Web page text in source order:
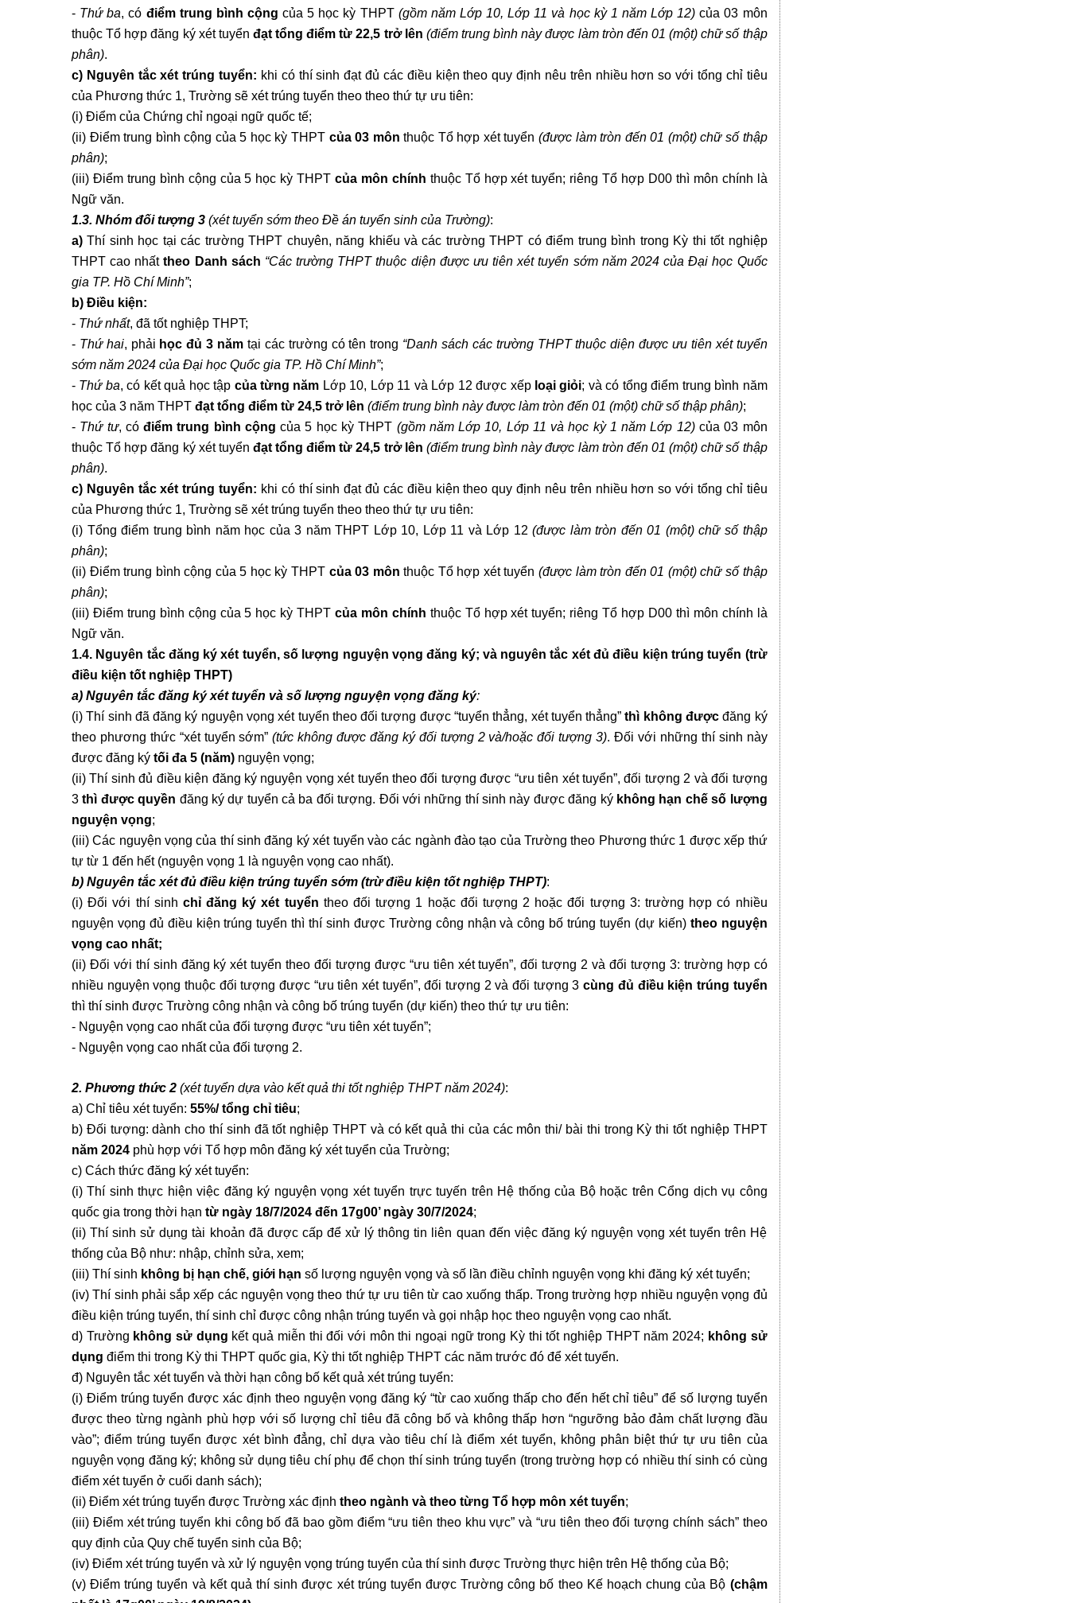
- Thứ ba, có điểm trung bình cộng của 5 học kỳ THPT (gồm năm Lớp 10, Lớp 11 và học kỳ 1 năm Lớp 12) của 03 môn
thuộc Tổ hợp đăng ký xét tuyển đạt tổng điểm từ 22,5 trở lên (điểm trung bình này được làm tròn đến 01 (một) chữ số thập
phân).
c) Nguyên tắc xét trúng tuyển: khi có thí sinh đạt đủ các điều kiện theo quy định nêu trên nhiều hơn so với tổng chỉ tiêu
của Phương thức 1, Trường sẽ xét trúng tuyển theo theo thứ tự ưu tiên:
(i) Điểm của Chứng chỉ ngoại ngữ quốc tế;
(ii) Điểm trung bình cộng của 5 học kỳ THPT của 03 môn thuộc Tổ hợp xét tuyển(được làm tròn đến 01 (một) chữ số thập
phân);
(iii) Điểm trung bình cộng của 5 học kỳ THPT của môn chính thuộc Tổ hợp xét tuyển; riêng Tổ hợp D00 thì môn chính là
Ngữ văn.
1.3. Nhóm đối tượng 3 (xét tuyển sớm theo Đề án tuyển sinh của Trường):
a)Thí sinh học tại các trường THPT chuyên, năng khiếu và các trường THPT có điểm trung bình trong Kỳ thi tốt nghiệp
THPT cao nhấttheo Danh sách “Các trường THPT thuộc diện được ưu tiên xét tuyển sớm năm 2024 của Đại học Quốc
gia TP. Hồ Chí Minh”;
b) Điều kiện:
- Thứ nhất, đã tốt nghiệp THPT;
- Thứ hai, phải học đủ 3 năm tại các trường có tên trong “Danh sách các trường THPT thuộc diệnđượcưu tiên xét tuyển
sớm năm 2024 của Đại học Quốc gia TP. Hồ Chí Minh”;
- Thứ ba, có kết quả học tập của từng năm Lớp 10, Lớp 11 và Lớp 12 được xếp loại giỏi; và có tổng điểm trung bình năm
học của 3 năm THPT đạt tổng điểm từ 24,5 trở lên (điểm trung bình này được làm tròn đến 01 (một) chữ số thập phân);
- Thứ tư, cóđiểm trung bình cộng của 5 học kỳ THPT (gồm năm Lớp 10, Lớp 11 và học kỳ 1 năm Lớp 12)của 03 môn
thuộc Tổ hợp đăng ký xét tuyển đạt tổng điểm từ 24,5 trở lên (điểm trung bình này được làm tròn đến 01 (một) chữ số thập
phân).
c) Nguyên tắc xét trúng tuyển: khi có thí sinh đạt đủ các điều kiện theo quy định nêu trên nhiều hơn so với tổng chỉ tiêu
của Phương thức 1, Trường sẽ xét trúng tuyển theo theo thứ tự ưu tiên:
(i) Tổng điểm trung bình năm học của 3 năm THPT Lớp 10, Lớp 11 và Lớp 12(được làm tròn đến 01 (một) chữ số thập
phân);
(ii) Điểm trung bình cộng của 5 học kỳ THPT của 03 môn thuộc Tổ hợp xét tuyển(được làm tròn đến 01 (một) chữ số thập
phân);
(iii) Điểm trung bình cộng của 5 học kỳ THPT của môn chính thuộc Tổ hợp xét tuyển; riêng Tổ hợp D00 thì môn chính là
Ngữ văn.
1.4. Nguyên tắc đăng ký xét tuyển, số lượng nguyện vọng đăng ký; và nguyên tắc xét đủ điều kiện trúng tuyển (trừ
điều kiện tốt nghiệp THPT)
a) Nguyên tắc đăng ký xét tuyển và số lượng nguyện vọng đăng ký:
(i) Thí sinh đã đăng ký nguyện vọng xét tuyển theo đối tượng được “tuyển thẳng, xét tuyển thẳng”thì không đượcđăng ký
theo phương thức “xét tuyển sớm”(tức không được đăng ký đối tượng 2 và/hoặc đối tượng 3). Đối với những thí sinh này
được đăng ký tối đa 5 (năm) nguyện vọng;
(ii) Thí sinh đủ điều kiện đăng ký nguyện vọng xét tuyển theo đối tượng được “ưu tiên xét tuyển”, đối tượng 2 và đối tượng
3 thì được quyền đăng ký dự tuyển cả ba đối tượng. Đối với những thí sinh này được đăng ký không hạn chế số lượng
nguyện vọng;
(iii) Các nguyện vọng của thí sinh đăng ký xét tuyển vào các ngành đào tạo của Trường theo Phương thức 1 được xếp thứ
tự từ 1 đến hết (nguyện vọng 1 là nguyện vọng cao nhất).
b) Nguyên tắc xét đủ điều kiện trúng tuyển sớm (trừ điều kiện tốt nghiệp THPT):
(i) Đối với thí sinh chỉ đăng ký xét tuyển theo đối tượng 1 hoặc đối tượng 2 hoặc đối tượng 3: trường hợp có nhiều
nguyện vọng đủ điều kiện trúng tuyển thì thí sinh được Trường công nhận và công bố trúng tuyển (dự kiến)theo nguyện
vọng cao nhất;
(ii) Đối với thí sinh đăng ký xét tuyển theo đối tượng được “ưu tiên xét tuyển”, đối tượng 2 và đối tượng 3: trường hợp có
nhiều nguyện vọng thuộc đối tượng được “ưu tiên xét tuyển”, đối tượng 2 và đối tượng 3 cùng đủ điều kiện trúng tuyển
thì thí sinh được Trường công nhận và công bố trúng tuyển (dự kiến) theo thứ tự ưu tiên:
- Nguyện vọng cao nhất của đối tượng được “ưu tiên xét tuyển”;
- Nguyện vọng cao nhất của đối tượng 2.
2. Phương thức 2 (xét tuyển dựa vào kết quả thi tốt nghiệp THPT năm 2024):
a) Chỉ tiêu xét tuyển: 55%/ tổng chỉ tiêu;
b) Đối tượng: dành cho thí sinh đã tốt nghiệp THPT và có kết quả thi của các môn thi/ bài thi trong Kỳ thi tốt nghiệp THPT
năm 2024 phù hợp với Tổ hợp môn đăng ký xét tuyển của Trường;
c) Cách thức đăng ký xét tuyển:
(i) Thí sinh thực hiện việc đăng ký nguyện vọng xét tuyển trực tuyến trên Hệ thống của Bộ hoặc trên Cổng dịch vụ công
quốc gia trong thời hạn từ ngày 18/7/2024 đến 17g00’ ngày 30/7/2024;
(ii) Thí sinh sử dụng tài khoản đã được cấp để xử lý thông tin liên quan đến việc đăng ký nguyện vọng xét tuyển trên Hệ
thống của Bộ như: nhập, chỉnh sửa, xem;
(iii) Thí sinh không bị hạn chế, giới hạn số lượng nguyện vọng và số lần điều chỉnh nguyện vọng khi đăng ký xét tuyển;
(iv) Thí sinh phải sắp xếp các nguyện vọng theo thứ tự ưu tiên từ cao xuống thấp. Trong trường hợp nhiều nguyện vọng đủ
điều kiện trúng tuyển, thí sinh chỉ được công nhận trúng tuyển và gọi nhập học theo nguyện vọng cao nhất.
d) Trường không sử dụng kết quả miễn thi đối với môn thi ngoại ngữ trong Kỳ thi tốt nghiệp THPT năm 2024; không sử
dụng điểm thi trong Kỳ thi THPT quốc gia, Kỳ thi tốt nghiệp THPT các năm trước đó để xét tuyển.
đ) Nguyên tắc xét tuyển và thời hạn công bố kết quả xét trúng tuyển:
(i) Điểm trúng tuyển được xác định theo nguyện vọng đăng ký “từ cao xuống thấp cho đến hết chỉ tiêu” để số lượng tuyển
được theo từng ngành phù hợp với số lượng chỉ tiêu đã công bố và không thấp hơn “ngưỡng bảo đảm chất lượng đầu
vào”; điểm trúng tuyển được xét bình đẳng, chỉ dựa vào tiêu chí là điểm xét tuyển, không phân biệt thứ tự ưu tiên của
nguyện vọng đăng ký; không sử dụng tiêu chí phụ để chọn thí sinh trúng tuyển (trong trường hợp có nhiều thí sinh có cùng
điểm xét tuyển ở cuối danh sách);
(ii) Điểm xét trúng tuyển được Trường xác định theo ngành và theo từng Tổ hợp môn xét tuyển;
(iii) Điểm xét trúng tuyển khi công bố đã bao gồm điểm “ưu tiên theo khu vực” và “ưu tiên theo đối tượng chính sách” theo
quy định của Quy chế tuyển sinh của Bộ;
(iv) Điểm xét trúng tuyển và xử lý nguyện vọng trúng tuyển của thí sinh được Trường thực hiện trên Hệ thống của Bộ;
(v) Điểm trúng tuyển và kết quả thí sinh được xét trúng tuyển được Trường công bố theo Kế hoạch chung của Bộ (chậm